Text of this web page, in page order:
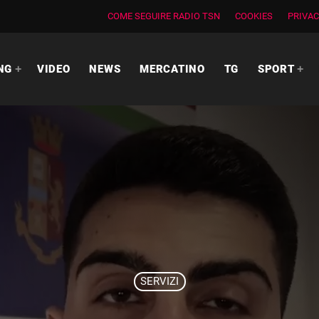
COME SEGUIRE RADIO TSN COOKIES
VIDEO NEWS MERCATINO TG SPORT
SERVIZI